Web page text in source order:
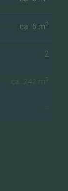
ca. 6 m2
2
ca. 242 m 3